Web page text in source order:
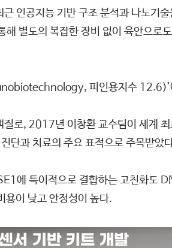
인공지능 기반 구조 분석과 나노기
별도의 복잡한 장비 없이 육안으로
피인용지수 12.6)’
로, 2017년 이창환 교수팀이 세계 최
단과 치료의 주요 표적으로 주목받았
에 특이적으로 결합하는 고친화도
용이 낮고 안정성이 높다.